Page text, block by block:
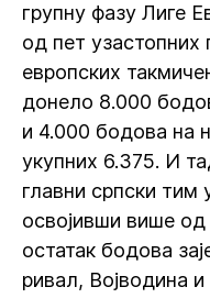
групну фазу Лиге
од пет узастопних
европских
донело 8.000
и 4.000 бодова на
укупних 6.375. И
главни српски
освојивши више
остатак бодова
ривал, Војводина